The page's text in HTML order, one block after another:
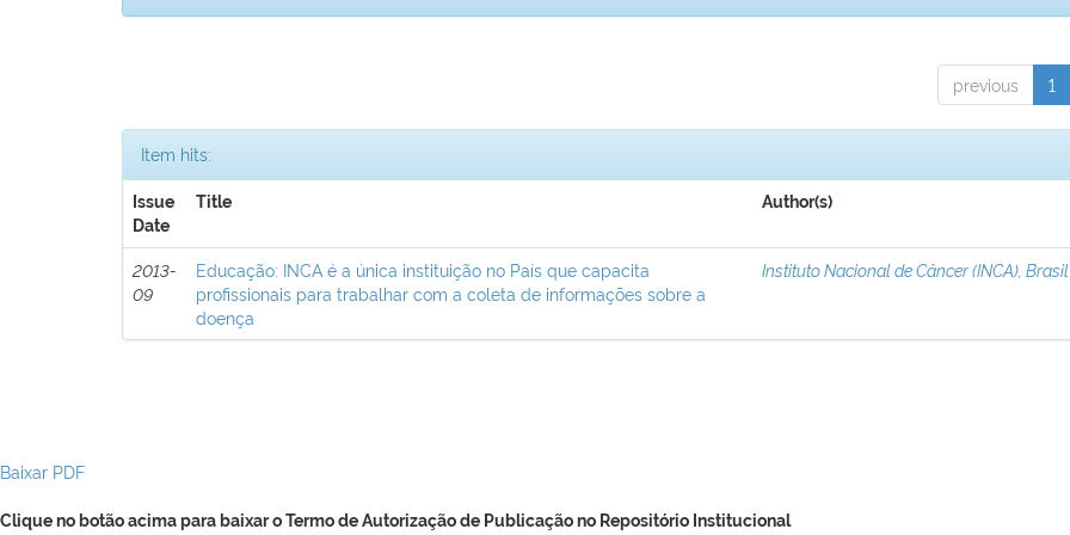
previous 1
Item hits:
Issue
Date
Title Author(s)
2013-
09
Educação: INCA é a única instituição no País que capacita
profissionais para trabalhar com a coleta de informações sobre a
doença
Instituto Nacional de Câncer (INCA), Brasil
Baixar PDF
Clique no botão acima para baixar o Termo de Autorização de Publicação no Repositório Institucional